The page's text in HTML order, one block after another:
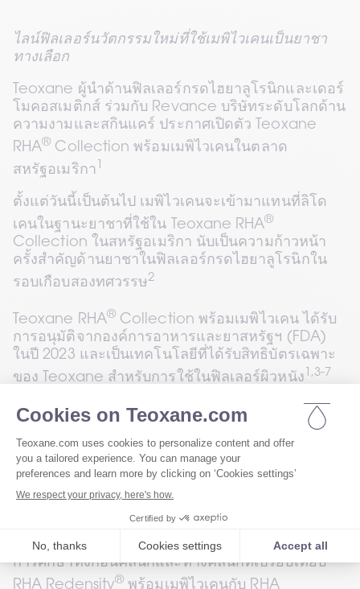
ไลน์ฟิลเลอร์นวัตกรรมใหม่ที่ใช้เมพิไวเคนเป็นยาชา
ทางเลือก
Teoxane ผู้นำด้านฟิลเลอร์กรดไฮยาลูโรนิกและเดอร์
โมคอสเมติกส์ ร่วมกับ Revance บริษัทระดับโลกด้าน
ความงามและสกินแคร์ ประกาศเปิดตัว Teoxane
RHA® Collection พร้อมเมพิไวเคนในตลาด
สหรัฐอเมริกา
ตั้งแต่วันนี้เป็นต้นไป เมพิไวเคนจะเข้ามาแทนที่ลิโด
เคนในฐานะยาชาที่ใช้ใน Teoxane RHA®
Collection ในสหรัฐอเมริกา นับเป็นความก้าวหน้า
ครั้งสำคัญด้านยาชาในฟิลเลอร์กรดไฮยาลูโรนิกใน
รอบเกือบสองทศวรรษ2
Teoxane RHA® Collection พร้อมเมพิไวเคน ได้รับ
การอนุมัติจากองค์การอาหารและยาสหรัฐฯ (FDA)
ในปี 2023 และเป็นเทคโนโลยีที่ได้รับสิทธิบัตรเฉพาะ
ของ Teoxane สำหรับการใช้ในฟิลเลอร์ผิวหนัง 1,3-7
ความสบายและความปลอดภัยของผู้ป่วย
แม้จะเพิ่ง
เข้าสู่ตลาดความงาม แต่เมพิไวเคนถูกใช้อย่างแพร่
หลายในทางการแพทย์มานานกว่า 60 ปี
เมพิไวเคนมีกลไกการออกฤทธิ์คล้ายกับลิโดเคน แต่ก่อ
การศึกษาทั้งก่อนคลินิกและทางคลินิกที่เปรียบเทียบ
RHA Redensity® พร้อมเมพิไวเคนกับ RHA